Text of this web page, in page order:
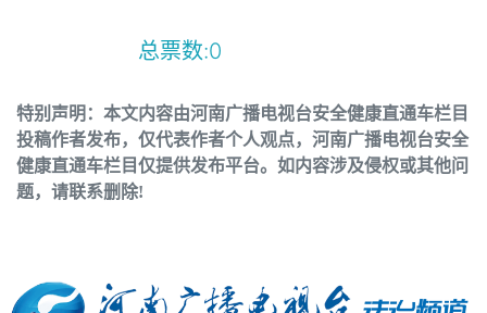
总票数:0
特别声明：本文内容由河南广播电视台安全健康直通车栏目
投稿作者发布，仅代表作者个人观点，河南广播电视台安全
健康直通车栏目仅提供发布平台。如内容涉及侵权或其他问
题，请联系删除!